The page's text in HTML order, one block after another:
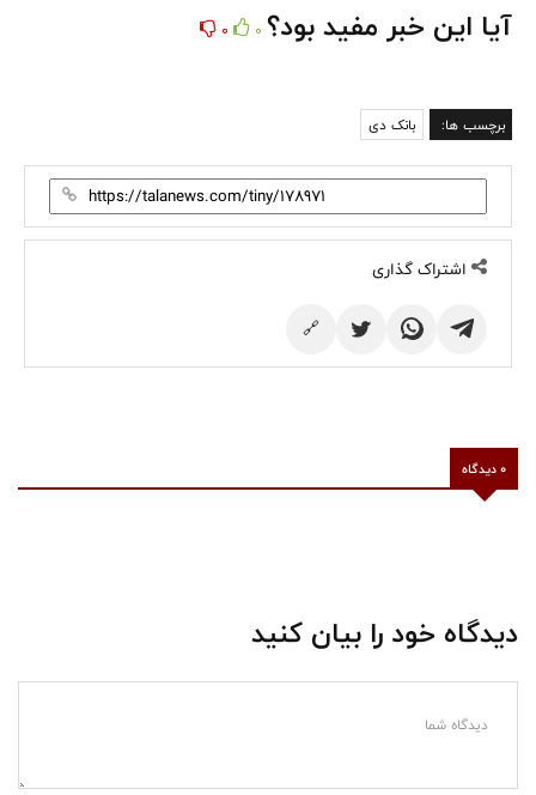
آیا این خبر مفید بود؟ 0
0
برچسب ها: بانک دی
اشتراک گذاری
🔗
0 دیدگاه
دیدگاه خود را بیان کنید